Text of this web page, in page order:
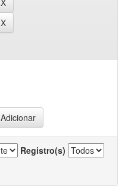
Registro(s)